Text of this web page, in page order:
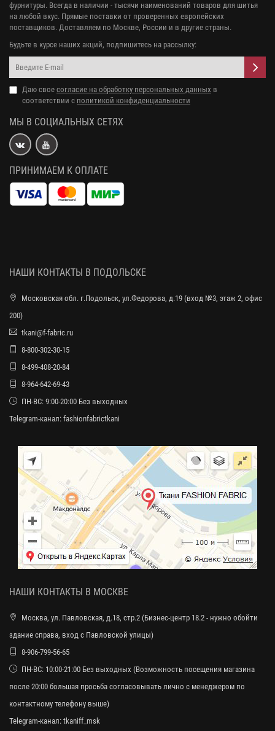
фурнитуры. Всегда в наличии - тысячи наименований товаров для шитья
на любой вкус. Прямые поставки от проверенных европейских
поставщиков. Доставляем по Москве, России и в другие страны.
Будьте в курсе наших акций, подпишитесь на рассылку:
Даю свое согласие на обработку персональных данных в
соответствии с политикой конфиденциальности
МЫ В СОЦИАЛЬНЫХ СЕТЯХ
ПРИНИМАЕМ К ОПЛАТЕ
НАШИ КОНТАКТЫ В ПОДОЛЬСКЕ
Московская обл. г.Подольск, ул.Федорова, д.19 (вход №3, этаж 2, офис
200)
tkani@f-fabric.ru
8-800-302-30-15
8-499-408-20-84
8-964-642-69-43
ПН-ВС: 9:00-20:00 Без выходных
Telegram-канал: fashionfabrictkani
НАШИ КОНТАКТЫ В МОСКВЕ
Москва, ул. Павловская, д.18, стр.2 (Бизнес-центр 18.2 - нужно обойти
здание справа, вход с Павловской улицы)
8-906-799-56-65
ПН-ВС: 10:00-21:00 Без выходных (Возможность посещения магазина
после 20:00 большая просьба согласовывать лично с менеджером по
контактному телефону выше)
Telegram-канал: tkaniff_msk